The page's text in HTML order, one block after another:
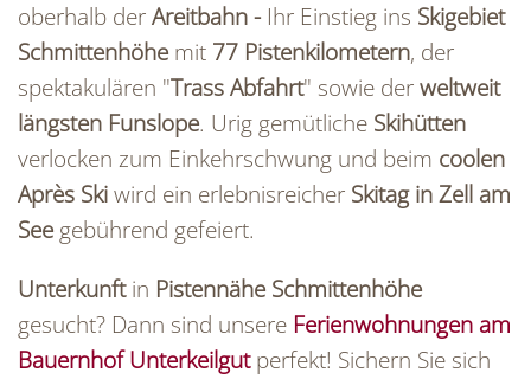
oberhalb derAreitbahn - Ihr Einstieg ins Skigebiet
Schmittenhöhe mit 77 Pistenkilometern, der
spektakulären "Trass Abfahrt" sowie derweltweit
längsten Funslope. Urig gemütliche Skihütten
verlocken zum Einkehrschwung und beim coolen
Après Skiwird ein erlebnisreicher Skitag in Zell am
See gebührend gefeiert.
Unterkunftin Pistennähe Schmittenhöhe
gesucht? Dann sind unsere Ferienwohnungen am
Bauernhof Unterkeilgutperfekt! Sichern Sie sich